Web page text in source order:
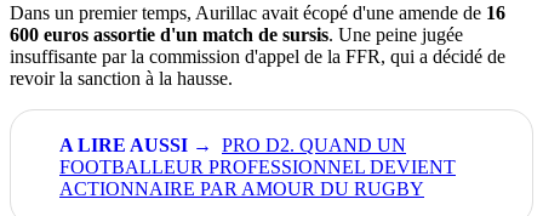
Dans un premier temps, Aurillac avait écopé d'une amende de 16
600 euros assortie d'un match de sursis. Une peine jugée
insuffisante par la commission d'appel de la FFR, qui a décidé de
revoir la sanction à la hausse.
PRO D2. QUAND UN
FOOTBALLEUR PROFESSIONNEL DEVIENT
ACTIONNAIRE PAR AMOUR DU RUGBY